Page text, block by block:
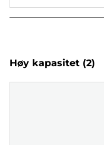
Høy kapasitet (2)